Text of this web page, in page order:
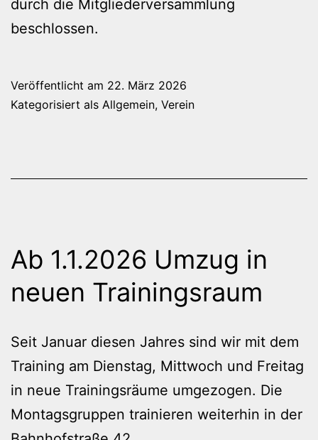
durch die Mitgliederversammlung
beschlossen.
Veröffentlicht am 22. März 2026
Kategorisiert als Allgemein, Verein
Ab 1.1.2026 Umzug in
neuen Trainingsraum
Seit Januar diesen Jahres sind wir mit dem
Training am Dienstag, Mittwoch und Freitag
in neue Trainingsräume umgezogen. Die
Montagsgruppen trainieren weiterhin in der